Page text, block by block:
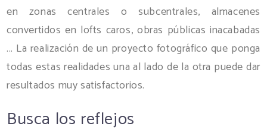
en zonas centrales o subcentrales, almacenes
convertidos en lofts caros, obras públicas inacabadas
... La realización de un proyecto fotográfico que ponga
todas estas realidades una al lado de la otra puede dar
resultados muy satisfactorios.
Busca los reflejos